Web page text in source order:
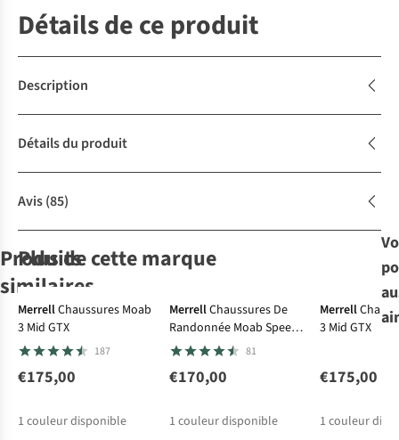
Détails de ce produit
Description
Détails du produit
Avis(85)
Produits
similaires
Le choix
A.S.Adventure
Teva
Sandales
Terra Fi Lite
Keen
Sandales
Whisper Lite
Wms
Teva
Hurricane Xlt2
Teva
Hydratrek
Sandal
Plus de cette marque
Gore-Tex
MerrellChaussures Moab
3 Mid GTX
187
€175,00
1 couleur disponible
MerrellChaussures De
Randonnée Moab Speed
2 GTX
81
€170,00
1 couleur disponible
Gore-
Merrell
3 Mid GTX
€175,00
1 couleur